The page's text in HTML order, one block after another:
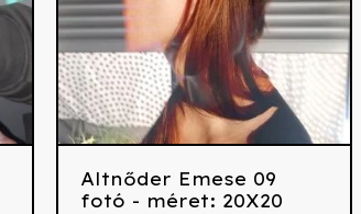
Altnőder Emese 09
fotó - méret: 20X20